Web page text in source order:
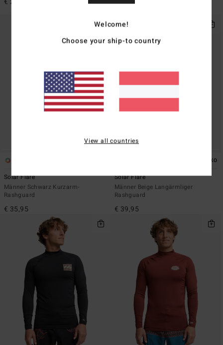
Solar Flare
Männer Schwarz Kurzarm-
Rashguard
€ 35,95
ÖKO
Solar Flare
Männer Beige Langärmliger
Rashguard
€ 39,95
Welcome!
Choose your ship-to country
View all countries